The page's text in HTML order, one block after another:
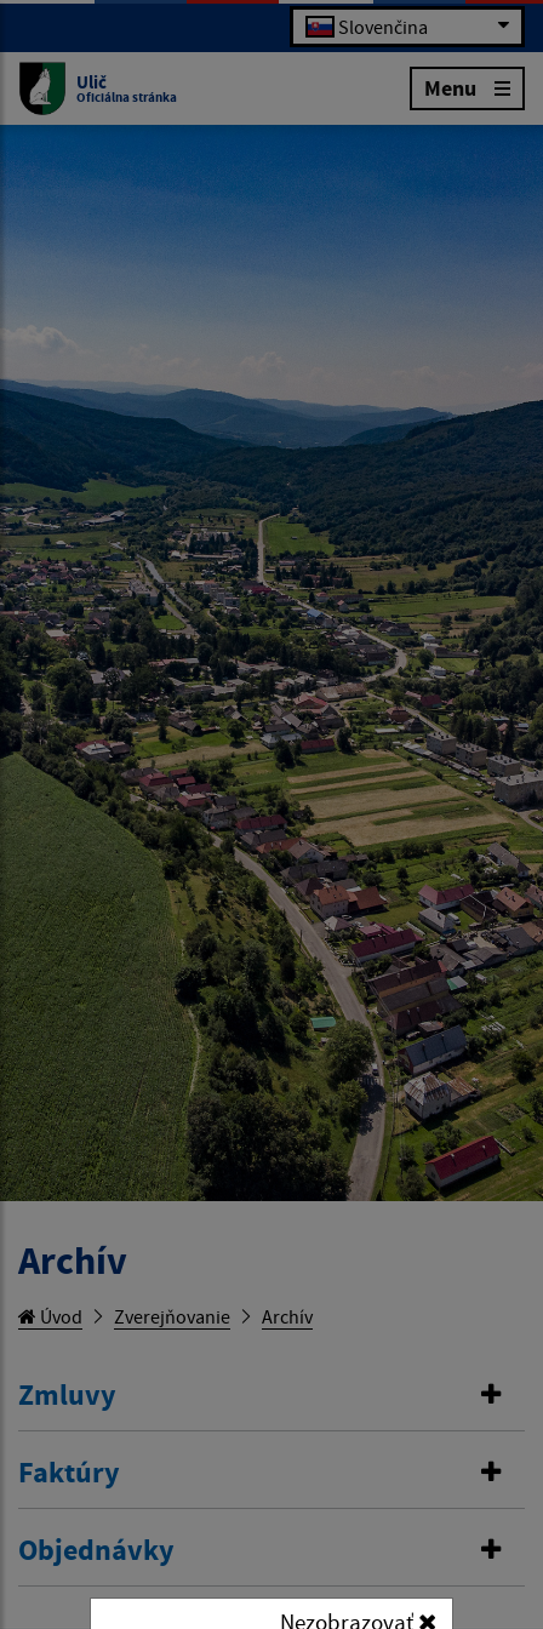
Nezobrazovať
Slovenčina
Ulič
Oficiálna stránka Menu
Archív
Úvod Zverejňovanie Archív
Zmluvy
Faktúry
Objednávky